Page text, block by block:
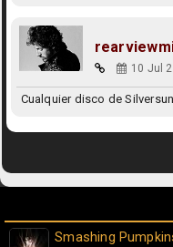
10 Jul
Cualquier disco de
Smashing